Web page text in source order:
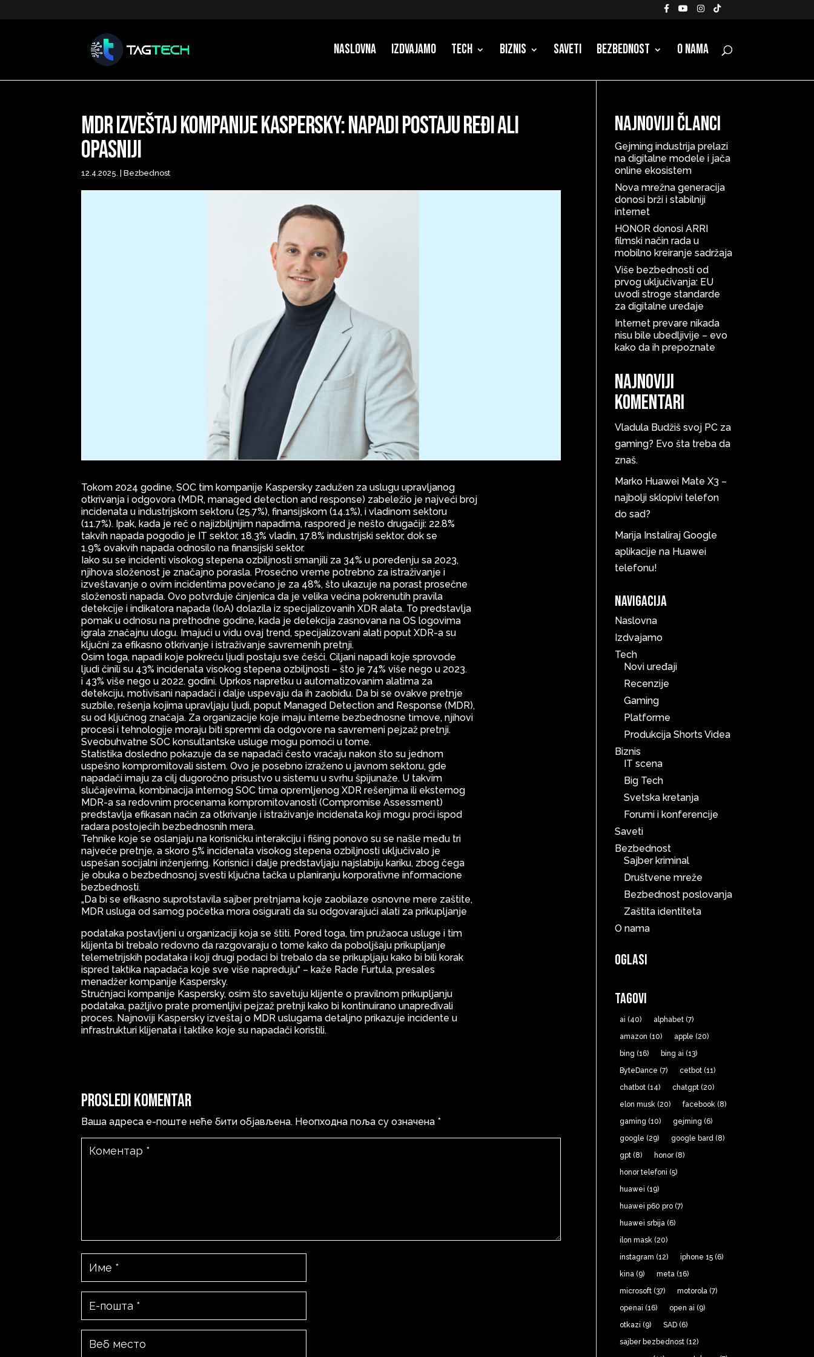
Naslovna Izdvajamo Tech Biznis Saveti Bezbednost O nama
MDR izveštaj kompanije Kaspersky: napadi postaju ređi ali
opasniji
12.4.2025. |Bezbednost
Tokom 2024 godine, SOC tim kompanije Kaspersky zadužen za uslugu upravljanog
otkrivanja i odgovora (MDR, managed detection and response) zabeležio je najveći broj
incidenata u industrijskom sektoru (25.7%), finansijskom (14.1%), i vladinom sektoru
(11.7%). Ipak, kada je reč o najizbiljnijim napadima, raspored je nešto drugačiji: 22.8%
takvih napada pogodio je IT sektor, 18.3% vladin, 17.8% industrijski sektor, dok se
1.9% ovakvih napada odnosilo na finansijski sektor.
Iako su se incidenti visokog stepena ozbiljnosti smanjili za 34% u poređenju sa 2023,
njihova složenost je značajno porasla. Prosečno vreme potrebno za istraživanje i
izveštavanje o ovim incidentima povećano je za 48%, što ukazuje na porast prosečne
složenosti napada. Ovo potvrđuje činjenica da je velika većina pokrenutih pravila
detekcije i indikatora napada (IoA) dolazila iz specijalizovanih XDR alata. To predstavlja
pomak u odnosu na prethodne godine, kada je detekcija zasnovana na OS logovima
igrala značajnu ulogu. Imajući u vidu ovaj trend, specijalizovani alati poput XDR-a su
ključni za efikasno otkrivanje i istraživanje savremenih pretnji.
Osim toga, napadi koje pokreću ljudi postaju sve češći. Ciljani napadi koje sprovode
ljudi činili su 43% incidenata visokog stepena ozbiljnosti – što je 74% više nego u 2023.
i 43% više nego u 2022. godini. Uprkos napretku u automatizovanim alatima za
detekciju, motivisani napadači i dalje uspevaju da ih zaobiđu. Da bi se ovakve pretnje
suzbile, rešenja kojima upravljaju ljudi, poput Managed Detection and Response (MDR),
su od ključnog značaja. Za organizacije koje imaju interne bezbednosne timove, njihovi
procesi i tehnologije moraju biti spremni da odgovore na savremeni pejzaž pretnji.
Sveobuhvatne SOC konsultantske usluge mogu pomoći u tome.
Statistika dosledno pokazuje da se napadači često vraćaju nakon što su jednom
uspešno kompromitovali sistem. Ovo je posebno izraženo u javnom sektoru, gde
napadači imaju za cilj dugoročno prisustvo u sistemu u svrhu špijunaže. U takvim
slučajevima, kombinacija internog SOC tima opremljenog XDR rešenjima ili eksternog
MDR-a sa redovnim procenama kompromitovanosti (Compromise Assessment)
predstavlja efikasan način za otkrivanje i istraživanje incidenata koji mogu proći ispod
radara postojećih bezbednosnih mera.
Tehnike koje se oslanjaju na korisničku interakciju i fišing ponovo su se našle među tri
najveće pretnje, a skoro 5% incidenata visokog stepena ozbiljnosti uključivalo je
uspešan socijalni inženjering. Korisnici i dalje predstavljaju najslabiju kariku, zbog čega
je obuka o bezbednosnoj svesti ključna tačka u planiranju korporativne informacione
bezbednosti.
„Da bi se efikasno suprotstavila sajber pretnjama koje zaobilaze osnovne mere zaštite,
MDR usluga od samog početka mora osigurati da su odgovarajući alati za prikupljanje
podataka postavljeni u organizaciji koja se štiti. Pored toga, tim pružaoca usluge i tim
klijenta bi trebalo redovno da razgovaraju o tome kako da poboljšaju prikupljanje
telemetrijskih podataka i koji drugi podaci bi trebalo da se prikupljaju kako bi bili korak
ispred taktika napadača koje sve više napreduju“ – kaže Rade Furtula, presales
menadžer kompanije Kaspersky.
Stručnjaci kompanije Kaspersky, osim što savetuju klijente o pravilnom prikupljanju
podataka, pažljivo prate promenljivi pejzaž pretnji kako bi kontinuirano unapređivali
proces. Najnoviji Kaspersky izveštaj o MDR uslugama detaljno prikazuje incidente u
infrastrukturi klijenata i taktike koje su napadači koristili.
Prosledi komentar
Ваша адреса е-поште неће бити објављена. Неопходна поља су означена *
Najnoviji članci
Gejming industrija prelazi
na digitalne modele i jača
online ekosistem
Nova mrežna generacija
donosi brži i stabilniji
internet
HONOR donosi ARRI
filmski način rada u
mobilno kreiranje sadržaja
Više bezbednosti od
prvog uključivanja: EU
uvodi stroge standarde
za digitalne uređaje
Internet prevare nikada
nisu bile ubedljivije – evo
kako da ih prepoznate
Najnoviji
komentari
Vladula Budžiš svoj PC za
gaming? Evo šta treba da
znaš.
Marko Huawei Mate X3 –
najbolji sklopivi telefon
do sad?
Marija Instaliraj Google
aplikacije na Huawei
telefonu!
Navigacija
Naslovna
Izdvajamo
Tech
Novi uređaji
Recenzije
Gaming
Platforme
Produkcija Shorts Videa
Biznis
IT scena
Big Tech
Svetska kretanja
Forumi i konferencije
Saveti
Bezbednost
Sajber kriminal
Društvene mreže
Bezbednost poslovanja
Zaštita identiteta
O nama
Oglasi
Tagovi
ai (40) alphabet (7)
amazon (10) apple (20)
bing (16) bing ai (13)
ByteDance (7) cetbot (11)
chatbot (14) chatgpt (20)
elon musk (20) facebook (8)
gaming (10) gejming (6)
google (29) google bard (8)
gpt (8) honor(8)
honor telefoni (5)
huawei (19)
huawei p60 pro (7)
huawei srbija (6)
ilon mask (20)
instagram (12) iphone 15 (6)
kina (9) meta (16)
microsoft (37) motorola (7)
openai (16) open ai (9)
otkazi (9) SAD (6)
sajber bezbednost (12)